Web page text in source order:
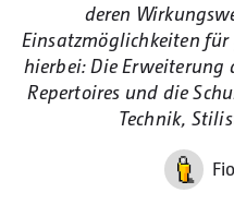
deren
Einsatzmöglichkeiten für
hierbei: Die Erweiterung
Repertoires und die
Technik,